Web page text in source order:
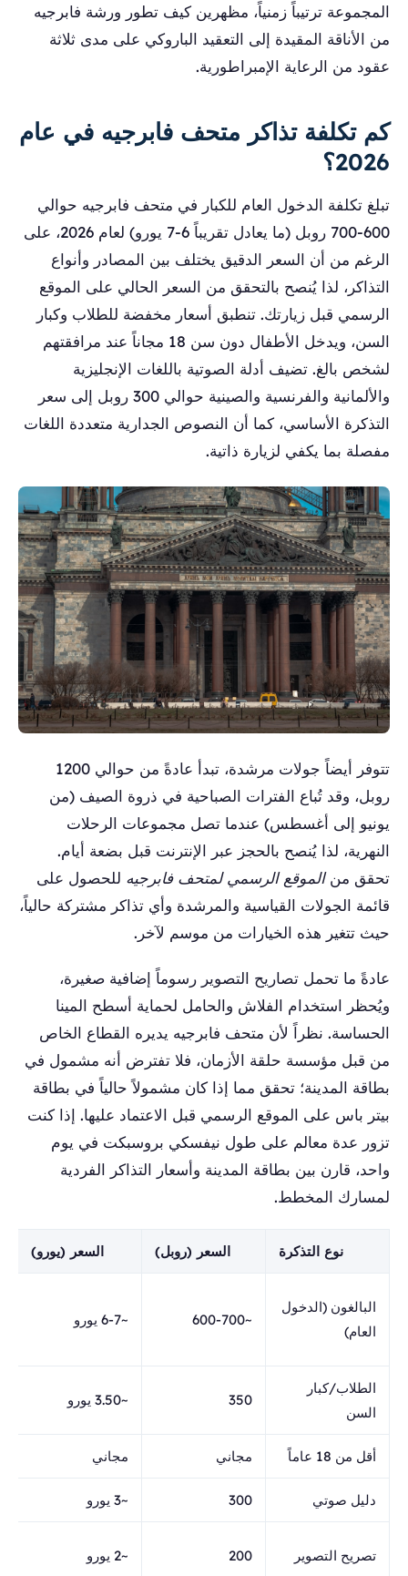
المجموعة ترتيباً زمنياً، مظهرين كيف تطور ورشة فابرجيه
من الأناقة المقيدة إلى التعقيد الباروكي على مدى ثلاثة
عقود من الرعاية الإمبراطورية.
كم تكلفة تذاكر متحف فابرجيه في عام
2026؟
تبلغ تكلفة الدخول العام للكبار في متحف فابرجيه حوالي
600-700 روبل (ما يعادل تقريباً 6-7 يورو) لعام 2026، على
الرغم من أن السعر الدقيق يختلف بين المصادر وأنواع
التذاكر، لذا يُنصح بالتحقق من السعر الحالي على الموقع
الرسمي قبل زيارتك. تنطبق أسعار مخفضة للطلاب وكبار
السن، ويدخل الأطفال دون سن 18 مجاناً عند مرافقتهم
لشخص بالغ. تضيف أدلة الصوتية باللغات الإنجليزية
والألمانية والفرنسية والصينية حوالي 300 روبل إلى سعر
التذكرة الأساسي، كما أن النصوص الجدارية متعددة اللغات
مفصلة بما يكفي لزيارة ذاتية.
تتوفر أيضاً جولات مرشدة، تبدأ عادةً من حوالي 1200
روبل، وقد تُباع الفترات الصباحية في ذروة الصيف (من
يونيو إلى أغسطس) عندما تصل مجموعات الرحلات
النهرية، لذا يُنصح بالحجز عبر الإنترنت قبل بضعة أيام.
تحقق منالموقع الرسمي لمتحف فابرجيه للحصول على
قائمة الجولات القياسية والمرشدة وأي تذاكر مشتركة حالياً،
حيث تتغير هذه الخيارات من موسم لآخر.
عادةً ما تحمل تصاريح التصوير رسوماً إضافية صغيرة،
ويُحظر استخدام الفلاش والحامل لحماية أسطح المينا
الحساسة. نظراً لأن متحف فابرجيه يديره القطاع الخاص
من قبل مؤسسة حلقة الأزمان، فلا تفترض أنه مشمول في
بطاقة المدينة؛ تحقق مما إذا كان مشمولاً حالياً في بطاقة
بيتر باس على الموقع الرسمي قبل الاعتماد عليها. إذا كنت
تزور عدة معالم على طول نيفسكي بروسبكت في يوم
واحد، قارن بين بطاقة المدينة وأسعار التذاكر الفردية
لمسارك المخطط.
نوع التذكرة السعر (روبل) السعر (يورو)
البالغون (الدخول
العام)
~600-700 ~6-7 يورو
الطلاب/كبار
السن
350 ~3.50 يورو
أقل من 18 عاماً مجاني مجاني
دليل صوتي 300 ~3 يورو
تصريح التصوير 200 ~2 يورو